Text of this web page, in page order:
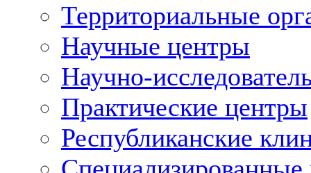
Территориальные
Научные центры
Научно-
Практические центры
Республиканские